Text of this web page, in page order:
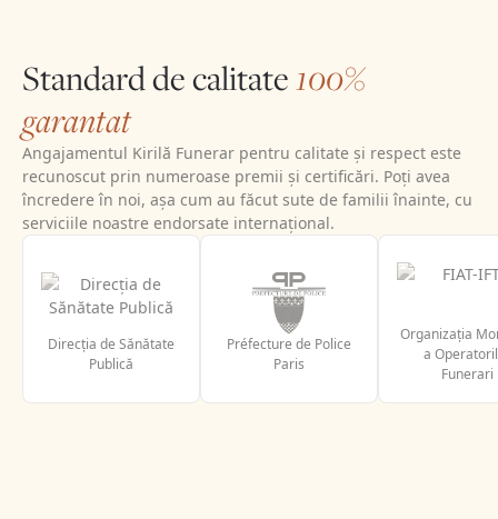
Standard de calitate100%
garantat
Angajamentul Kirilă Funerar pentru calitate și respect este
recunoscut prin numeroase premii și certificări. Poți avea
încredere în noi, așa cum au făcut sute de familii înainte, cu
serviciile noastre endorsate internațional.
Direcția de Sănătate
Publică
Préfecture de Police
Paris
Organizația
a
Funerari